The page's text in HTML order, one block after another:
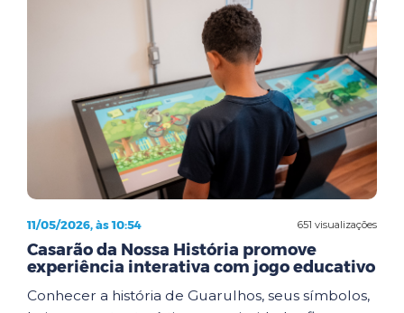
651 visualizações
11/05/2026, às 10:54
Casarão da Nossa História promove
experiência interativa com jogo educativo
Conhecer a história de Guarulhos, seus símbolos,